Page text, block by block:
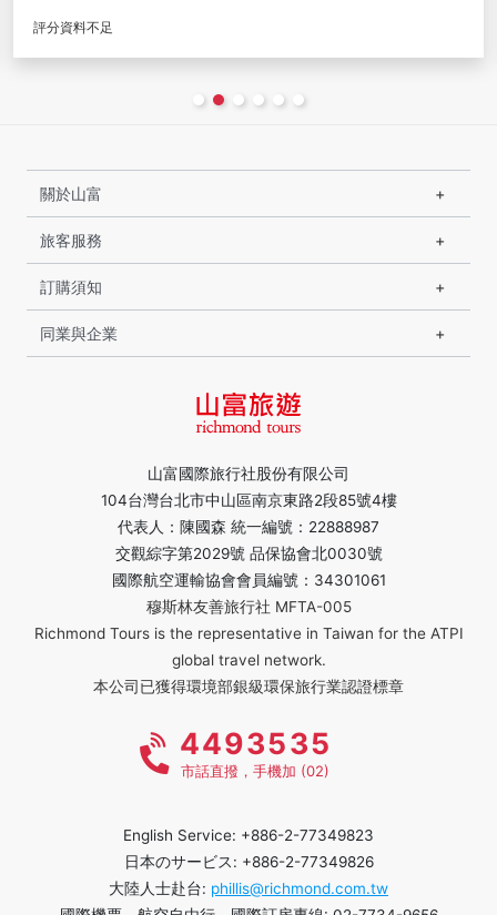
評分資料不足
山富國際旅行社股份有限公司
104台灣台北市中山區南京東路2段85號4樓
代表人：陳國森 統一編號：22888987
交觀綜字第2029號 品保協會北0030號
國際航空運輸協會會員編號：34301061
穆斯林友善旅行社 MFTA-005
Richmond Tours is the representative in Taiwan for the ATPI
global travel network.
本公司已獲得環境部銀級環保旅行業認證標章
關於山富
旅客服務
訂購須知
同業與企業
4493535
市話直撥，手機加 (02)
English Service: +886-2-77349823
日本のサービス: +886-2-77349826
大陸人士赴台: phillis@richmond.com.tw